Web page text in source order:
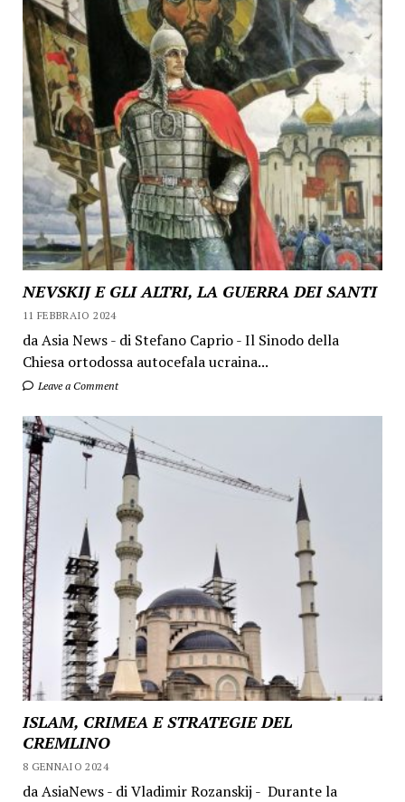
NEVSKIJ E GLI ALTRI, LA GUERRA DEI SANTI
11 FEBBRAIO 2024
da Asia News - di Stefano Caprio - Il Sinodo della
Chiesa ortodossa autocefala ucraina...
Leave a Comment
ISLAM, CRIMEA E STRATEGIE DEL
CREMLINO
8 GENNAIO 2024
da AsiaNews - di Vladimir Rozanskij - Durante la